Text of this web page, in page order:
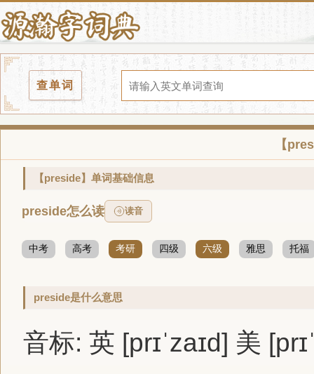
查单词
【
【preside】单词基础信息
preside怎么读 读音
中考 高考 考研 四级 六级 雅思 托福
preside是什么意思
音标: 英 [prɪˈzaɪd] 美